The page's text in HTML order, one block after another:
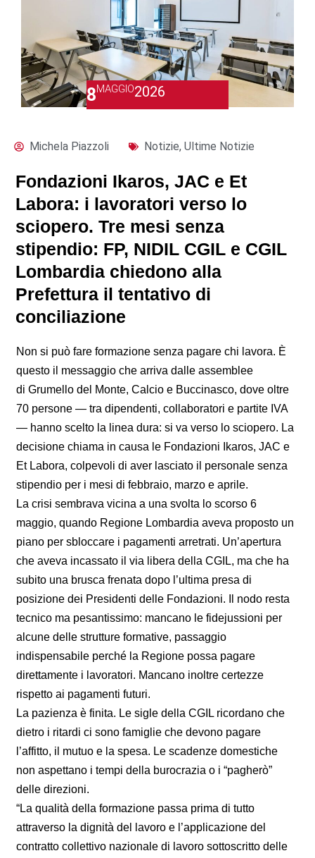
8MAGGIO2026
Michela Piazzoli Notizie, Ultime Notizie
Fondazioni Ikaros, JAC e Et
Labora: i lavoratori verso lo
sciopero. Tre mesi senza
stipendio: FP, NIDIL CGIL e CGIL
Lombardia chiedono alla
Prefettura il tentativo di
conciliazione
Non si può fare formazione senza pagare chi lavora. È
questo il messaggio che arriva dalle assemblee
di Grumello del Monte, Calcio e Buccinasco, dove oltre
70 persone — tra dipendenti, collaboratori e partite IVA
— hanno scelto la linea dura: si va verso lo sciopero. La
decisione chiama in causa le Fondazioni Ikaros, JAC e
Et Labora, colpevoli di aver lasciato il personale senza
stipendio per i mesi di febbraio, marzo e aprile.
La crisi sembrava vicina a una svolta lo scorso 6
maggio, quando Regione Lombardia aveva proposto un
piano per sbloccare i pagamenti arretrati. Un’apertura
che aveva incassato il via libera della CGIL, ma che ha
subito una brusca frenata dopo l’ultima presa di
posizione dei Presidenti delle Fondazioni. Il nodo resta
tecnico ma pesantissimo: mancano le fidejussioni per
alcune delle strutture formative, passaggio
indispensabile perché la Regione possa pagare
direttamente i lavoratori. Mancano inoltre certezze
rispetto ai pagamenti futuri.
La pazienza è finita. Le sigle della CGIL ricordano che
dietro i ritardi ci sono famiglie che devono pagare
l’affitto, il mutuo e la spesa. Le scadenze domestiche
non aspettano i tempi della burocrazia o i “pagherò”
delle direzioni.
“La qualità della formazione passa prima di tutto
attraverso la dignità del lavoro e l’applicazione del
contratto collettivo nazionale di lavoro sottoscritto delle